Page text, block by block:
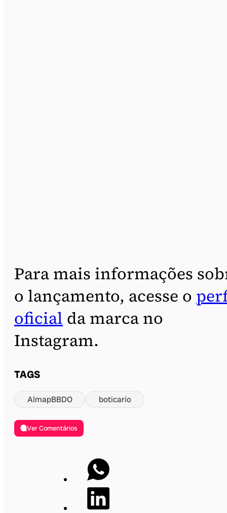
Para mais informações
o lançamento, acesse o
oficial da marca no
Instagram.
TAGS
AlmapBBDO boticario
Ver Comentários